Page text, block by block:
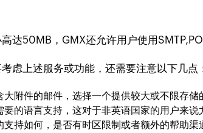
50MB，GMX还允许用户使用
上述服务或功能，还需要注意以下几点
大附件的邮件，选择一个提供较大或不限存储
的语言支持，这对于非英语国家的用户来说
持如何，是否有时区限制或者额外的帮助渠